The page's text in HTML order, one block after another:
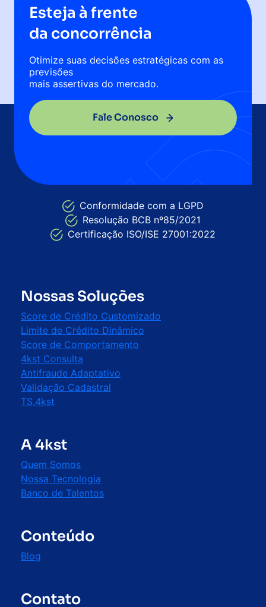
Esteja à frente
da concorrência
Otimize suas decisões estratégicas com as
previsões
mais assertivas do mercado.
Fale Conosco
Conformidade com a LGPD
Resolução BCB nº85/2021
Certificação ISO/ISE 27001:2022
A 4kst
Quem Somos
Nossa Tecnologia
Banco de Talentos
Nossas Soluções
Score de Crédito Customizado
Limite de Crédito Dinâmico
Score de Comportamento
4kst Consulta
Antifraude Adaptativo
Validação Cadastral
TS.4kst
Conteúdo
Blog
Contato